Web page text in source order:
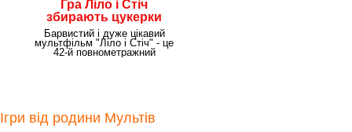
Гра Ліло і Стіч
збирають цукерки
Барвистий і дуже цікавий
мультфільм "Ліло і Стіч" - це
42-й повнометражний
Ігри від родини Мультів